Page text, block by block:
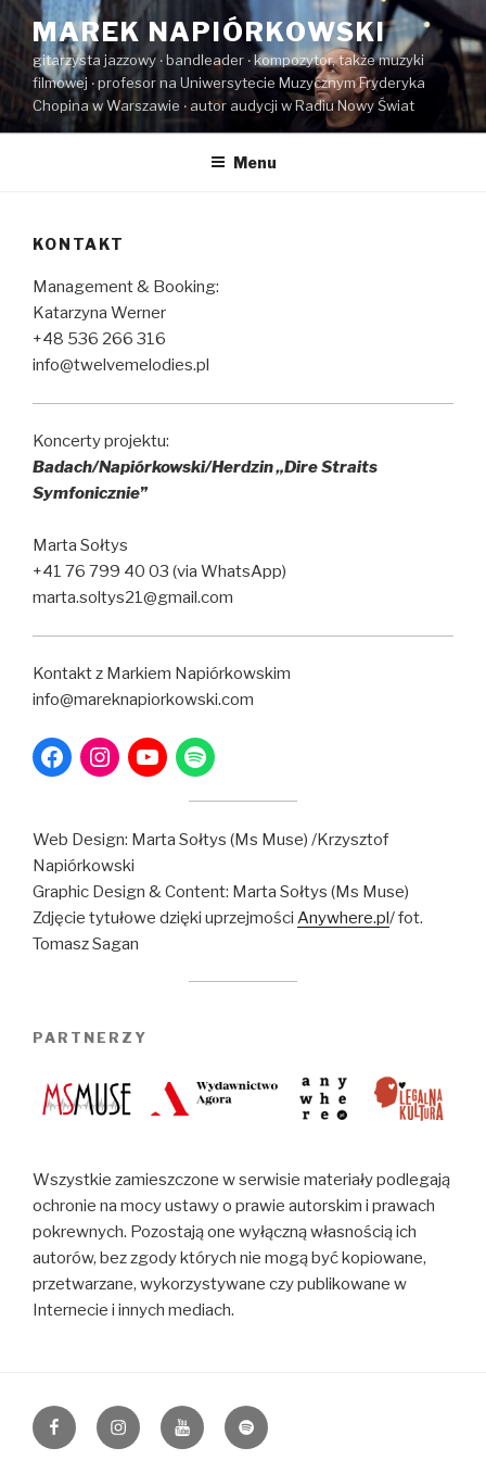
Przeskocz
treści
MAREK NAPIÓRKOWSKI
gitarzysta jazzowy ‧ bandleader ‧ kompozytor, także muzyki
filmowej ‧ profesor na Uniwersytecie Muzycznym Fryderyka
Chopina w Warszawie ‧ autor audycji w Radiu Nowy Świat
Menu
KONTAKT
Management & Booking:
Katarzyna Werner
+48 536 266 316
info@twelvemelodies.pl
Koncerty projektu:
Badach/Napiórkowski/Herdzin„Dire Straits
Symfonicznie”
Marta Sołtys
+41 76 799 40 03 (via WhatsApp)
marta.soltys21@gmail.com
Kontakt z Markiem Napiórkowskim
info@mareknapiorkowski.com
Web Design: Marta Sołtys (Ms Muse) /Krzysztof
Napiórkowski
Graphic Design & Content: Marta Sołtys (Ms Muse)
Zdjęcie tytułowe dzięki uprzejmości Anywhere.pl/ fot.
Tomasz Sagan
PARTNERZY
Wszystkie zamieszczone w serwisie materiały podlegają
ochronie na mocy ustawy o prawie autorskim i prawach
pokrewnych. Pozostają one wyłączną własnością ich
autorów, bez zgody których nie mogą być kopiowane,
przetwarzane, wykorzystywane czy publikowane w
Internecie i innych mediach.
https://www.facebook.com/napiormusic
InstagramYouTubeSpotify